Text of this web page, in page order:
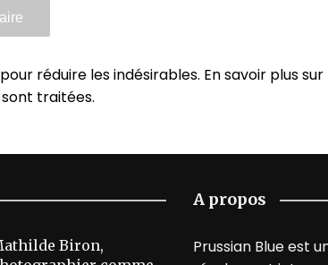
réduire les indésirables. En savoir plus
traitées.
Biron,
A propos
Prussian Blue est